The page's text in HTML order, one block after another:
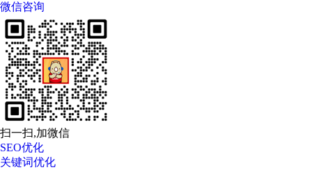
微信咨询
扫一扫,加微信
SEO优化
关键词优化